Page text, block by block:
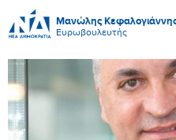
Μανώλης
Ευρωβουλευτής